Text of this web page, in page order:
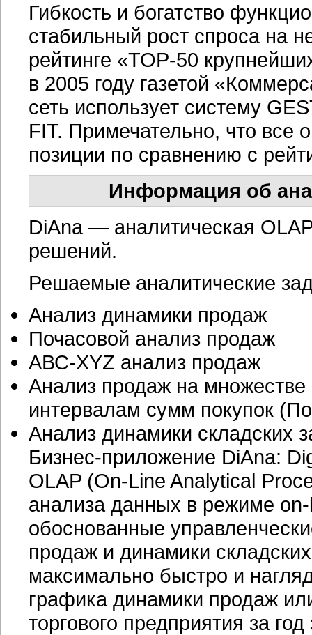
Гибкость и богатство
стабильный рост спроса на
рейтинге «TOP-50
в 2005 году газетой
сеть использует систему
FIT. Примечательно, что все
позиции по сравнению с
Информация об
DiAna — аналитическая
решений.
Решаемые аналитические
Анализ динамики продаж
Почасовой анализ продаж
АВС-XYZ анализ продаж
Анализ продаж на множестве
интервалам сумм покупок
Анализ динамики складских
Бизнес-приложение DiAna:
OLAP (On-Line Analytical
анализа данных в режиме
обоснованные
продаж и динамики
максимально быстро и
графика динамики продаж
торгового предприятия за